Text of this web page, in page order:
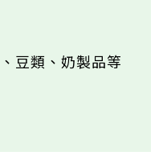
豆類、奶製品等